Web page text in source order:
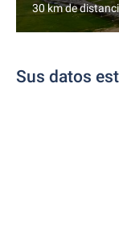
30 km de
Sus datos